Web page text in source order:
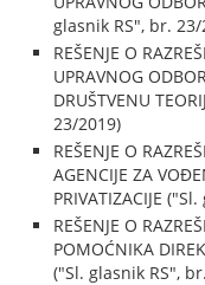
glasnik RS", br. 23/
REŠENJE O
UPRAVNOG
DRUŠTVENU
23/2019)
REŠENJE O
AGENCIJE ZA
PRIVATIZACIJE
REŠENJE O
POMOĆNIKA
("Sl. glasnik RS",